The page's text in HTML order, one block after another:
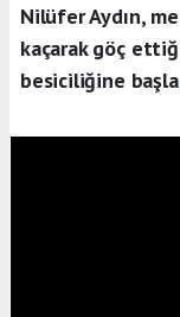
Nilüfer Aydın,
kaçarak göç
besiciliğine